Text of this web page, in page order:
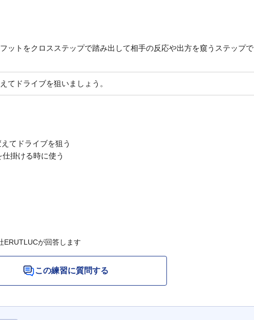
ットをクロスステップで踏み出して相手の反応や出方を窺うステップで
てドライブを狙いましょう。
てドライブを狙う
掛ける時に使う
が回答します
この練習に質問する